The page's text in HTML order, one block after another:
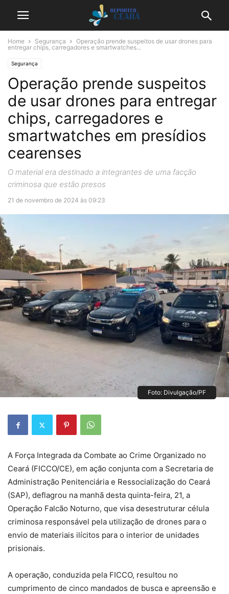
Home Segurança
Operação prende suspeitos de usar drones para
entregar chips, carregadores e smartwatches...
Segurança
Operação prende suspeitos
de usar drones para entregar
chips, carregadores e
smartwatches em presídios
cearenses
O material era destinado a integrantes de uma facção
criminosa que estão presos
21 de novembro de 2024 às 09:23
Foto: Divulgação/PF
A Força Integrada da Combate ao Crime Organizado no
Ceará (FICCO/CE), em ação conjunta com a Secretaria de
Administração Penitenciária e Ressocialização do Ceará
(SAP), deflagrou na manhã desta quinta-feira, 21, a
Operação Falcão Noturno, que visa desestruturar célula
criminosa responsável pela utilização de drones para o
envio de materiais ilícitos para o interior de unidades
prisionais.
A operação, conduzida pela FICCO, resultou no
cumprimento de cinco mandados de busca e apreensão e